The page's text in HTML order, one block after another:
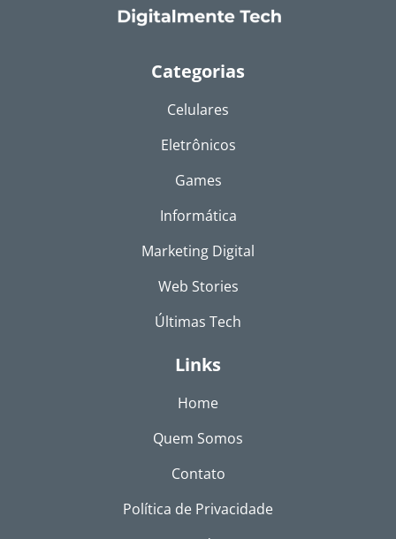
Categorias
Celulares
Eletrônicos
Games
Informática
Marketing Digital
Web Stories
Últimas Tech
Links
Home
Quem Somos
Contato
Política de Privacidade